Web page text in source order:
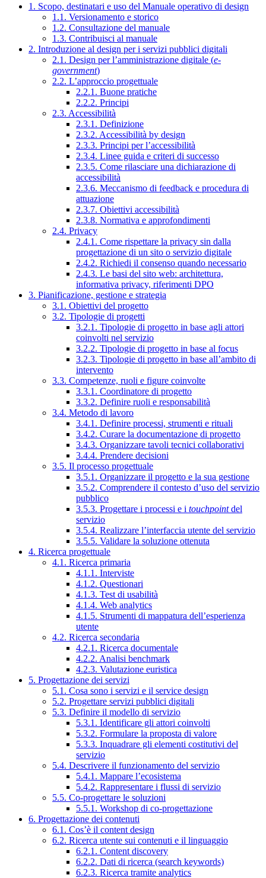
1. Scopo, destinatari e uso del Manuale operativo di design
1.1. Versionamento e storico
1.2. Consultazione del manuale
1.3. Contribuisci al manuale
2. Introduzione al design per i servizi pubblici digitali
2.1. Design per l’amministrazione digitale (e-
government)
2.2. L’approccio progettuale
2.2.1. Buone pratiche
2.2.2. Principi
2.3. Accessibilità
2.3.1. Definizione
2.3.2. Accessibilità by design
2.3.3. Principi per l’accessibilità
2.3.4. Linee guida e criteri di successo
2.3.5. Come rilasciare una dichiarazione di
accessibilità
2.3.6. Meccanismo di feedback e procedura di
attuazione
2.3.7. Obiettivi accessibilità
2.3.8. Normativa e approfondimenti
2.4. Privacy
2.4.1. Come rispettare la privacy sin dalla
progettazione di un sito o servizio digitale
2.4.2. Richiedi il consenso quando necessario
2.4.3. Le basi del sito web: architettura,
informativa privacy, riferimenti DPO
3. Pianificazione, gestione e strategia
3.1. Obiettivi del progetto
3.2. Tipologie di progetti
3.2.1. Tipologie di progetto in base agli attori
coinvolti nel servizio
3.2.2. Tipologie di progetto in base al focus
3.2.3. Tipologie di progetto in base all’ambito di
intervento
3.3. Competenze, ruoli e figure coinvolte
3.3.1. Coordinatore di progetto
3.3.2. Definire ruoli e responsabilità
3.4. Metodo di lavoro
3.4.1. Definire processi, strumenti e rituali
3.4.2. Curare la documentazione di progetto
3.4.3. Organizzare tavoli tecnici collaborativi
3.4.4. Prendere decisioni
3.5. Il processo progettuale
3.5.1. Organizzare il progetto e la sua gestione
3.5.2. Comprendere il contesto d’uso del servizio
pubblico
3.5.3. Progettare i processi e i touchpointdel
servizio
3.5.4. Realizzare l’interfaccia utente del servizio
3.5.5. Validare la soluzione ottenuta
4. Ricerca progettuale
4.1. Ricerca primaria
4.1.1. Interviste
4.1.2. Questionari
4.1.3. Test di usabilità
4.1.4. Web analytics
4.1.5. Strumenti di mappatura dell’esperienza
utente
4.2. Ricerca secondaria
4.2.1. Ricerca documentale
4.2.2. Analisi benchmark
4.2.3. Valutazione euristica
5. Progettazione dei servizi
5.1. Cosa sono i servizi e il service design
5.2. Progettare servizi pubblici digitali
5.3. Definire il modello di servizio
5.3.1. Identificare gli attori coinvolti
5.3.2. Formulare la proposta di valore
5.3.3. Inquadrare gli elementi costitutivi del
servizio
5.4. Descrivere il funzionamento del servizio
5.4.1. Mappare l’ecosistema
5.4.2. Rappresentare i flussi di servizio
5.5. Co-progettare le soluzioni
5.5.1. Workshop di co-progettazione
6. Progettazione dei contenuti
6.1. Cos’è il content design
6.2. Ricerca utente sui contenuti e il linguaggio
6.2.1. Content discovery
6.2.2. Dati di ricerca (search keywords)
6.2.3. Ricerca tramite analytics